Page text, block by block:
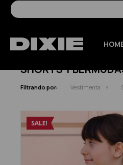
SHORTS Y
Filtrando por: Vestimenta